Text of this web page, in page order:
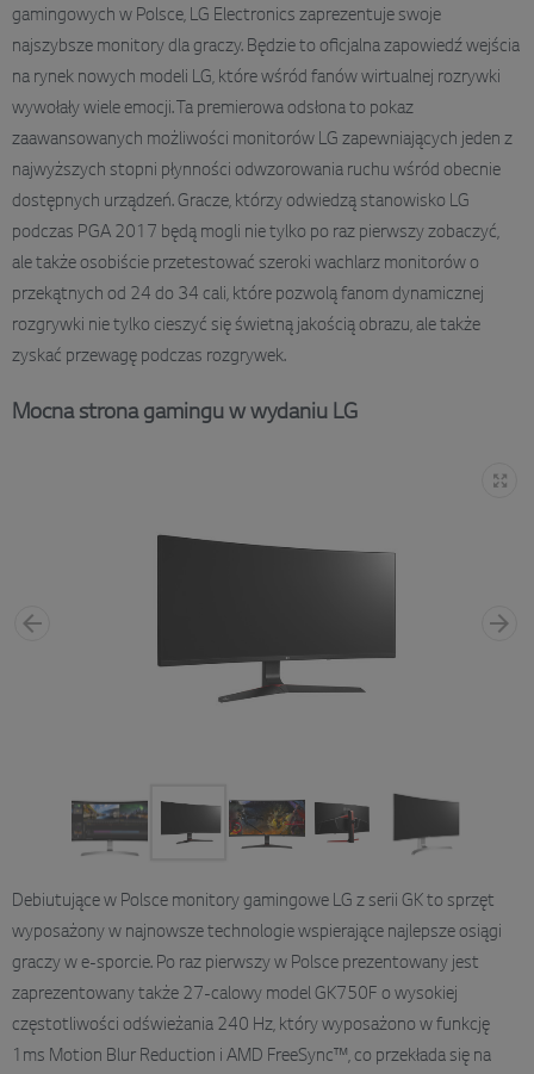
gamingowych w Polsce, LG Electronics zaprezentuje swoje
najszybsze monitory dla graczy. Będzie to oficjalna zapowiedź wejścia
na rynek nowych modeli LG, które wśród fanów wirtualnej rozrywki
wywołały wiele emocji. Ta premierowa odsłona to pokaz
zaawansowanych możliwości monitorów LG zapewniających jeden z
najwyższych stopni płynności odwzorowania ruchu wśród obecnie
dostępnych urządzeń. Gracze, którzy odwiedzą stanowisko LG
podczas PGA 2017 będą mogli nie tylko po raz pierwszy zobaczyć,
ale także osobiście przetestować szeroki wachlarz monitorów o
przekątnych od 24 do 34 cali, które pozwolą fanom dynamicznej
rozgrywki nie tylko cieszyć się świetną jakością obrazu, ale także
zyskać przewagę podczas rozgrywek.
Mocna strona gamingu w wydaniu LG
Debiutujące w Polsce monitory gamingowe LG z serii GK to sprzęt
wyposażony w najnowsze technologie wspierające najlepsze osiągi
graczy w e-sporcie. Po raz pierwszy w Polsce prezentowany jest
zaprezentowany także 27-calowy model GK750F o wysokiej
częstotliwości odświeżania 240 Hz, który wyposażono w funkcję
1ms Motion Blur Reduction i AMD FreeSync™, co przekłada się na